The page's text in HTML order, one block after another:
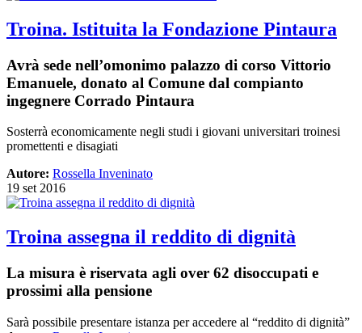
Troina. Istituita la Fondazione Pintaura
Avrà sede nell’omonimo palazzo di corso Vittorio
Emanuele, donato al Comune dal compianto
ingegnere Corrado Pintaura
Sosterrà economicamente negli studi i giovani universitari troinesi
promettenti e disagiati
Autore: Rossella Inveninato
19 set 2016
Troina assegna il reddito di dignità
La misura è riservata agli over 62 disoccupati e
prossimi alla pensione
Sarà possibile presentare istanza per accedere al “reddito di dignità”